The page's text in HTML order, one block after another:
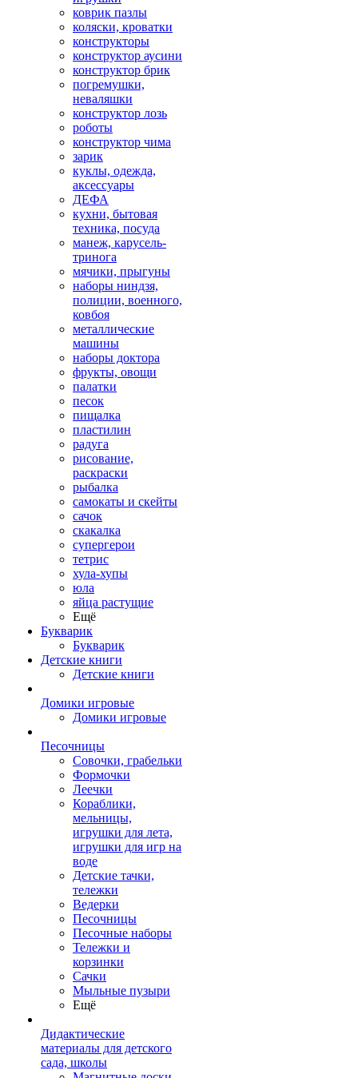
коврик пазлы
коляски, кроватки
конструкторы
конструктор аусини
конструктор брик
погремушки,
неваляшки
конструктор лозь
роботы
конструктор чима
зарик
куклы, одежда,
аксессуары
ДЕФА
кухни, бытовая
техника, посуда
манеж, карусель-
тринога
мячики, прыгуны
наборы ниндзя,
полиции, военного,
ковбоя
металлические
машины
наборы доктора
фрукты, овощи
палатки
песок
пищалка
пластилин
радуга
рисование,
раскраски
рыбалка
самокаты и скейты
сачок
скакалка
супергерои
тетрис
хула-хупы
юла
яйца растущие
Ещё
Букварик
Букварик
Детские книги
Детские книги
Домики игровые
Домики игровые
Песочницы
Совочки, грабельки
Формочки
Леечки
Кораблики,
мельницы,
игрушки для лета,
игрушки для игр на
воде
Детские тачки,
тележки
Ведерки
Песочницы
Песочные наборы
Тележки и
корзинки
Сачки
Мыльные пузыри
Ещё
Дидактические
материалы для детского
сада, школы